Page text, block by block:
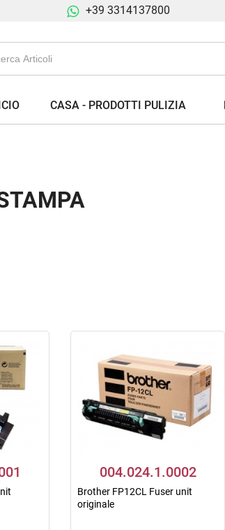
+39 3314137800
CASA - PRODOTTI PULIZIA
004.024.1.0002
Brother FP12CL Fuser unit
originale